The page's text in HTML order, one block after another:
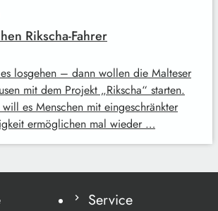
Rikscha-Fahrer
losgehen – dann wollen die Malteser
mit dem Projekt „Rikscha“ starten.
es Menschen mit eingeschränkter
ermöglichen mal wieder …
Service